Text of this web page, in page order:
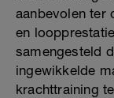
aanbevolen ter
en
samengesteld
ingewikkelde
krachttraining